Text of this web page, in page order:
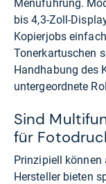
Menüführung.
bis 4,3-Zoll-
Kopierjobs
Tonerkartuschen
Handhabung des
untergeordnete
Sind
für
Prinzipiell können
Hersteller bieten